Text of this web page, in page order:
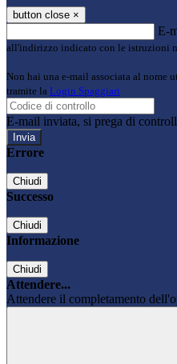
button close ×
E-
all'indirizzo indicato con le istruzioni
Non hai una e-mail associata al nome
tramite la Login Spaggiari
E-mail inviata, si prega di
Errore
Chiudi
Successo
Chiudi
Informazione
Chiudi
Attendere...
Attendere il completamento